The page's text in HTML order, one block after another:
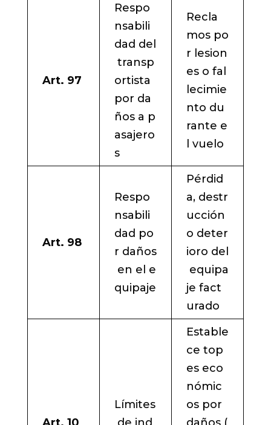
Art. 97
Respo
nsabili
dad del
transp
ortista
por da
ños a p
asajero
s
Recla
mos po
r lesion
es o fal
lecimie
nto du
rante e
l vuelo
Art. 98
Respo
nsabili
dad po
r daños
en el e
quipaje
Pérdid
a, destr
ucción
o deter
ioro del
equipa
je fact
urado
Límites
Estable
ce top
es eco
nómic
os por